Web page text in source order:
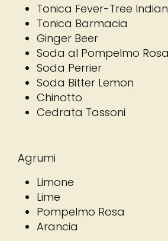
Tonica Fever-Tree Indian
Tonica Barmacia
Ginger Beer
Soda al Pompelmo Rosa
Soda Perrier
Soda Bitter Lemon
Chinotto
Cedrata Tassoni
Agrumi
Limone
Lime
Pompelmo Rosa
Arancia